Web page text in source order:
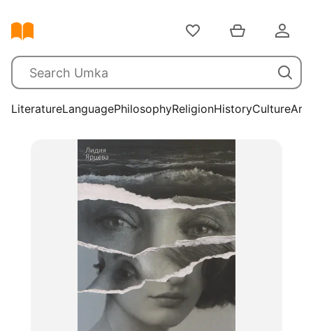
LiteratureLanguagePhilosophyReligionHistoryCultureArts